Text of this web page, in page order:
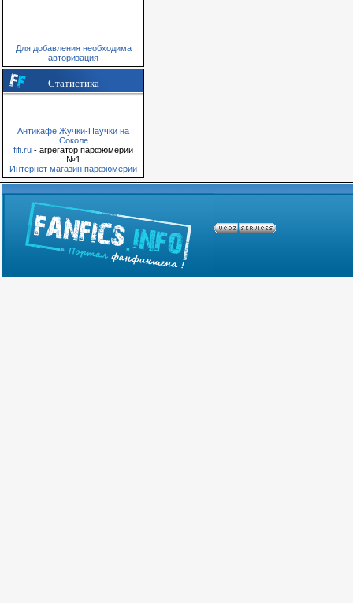
Для добавления необходима
авторизация
Статистика
Антикафе Жучки-Паучки на
Соколе
fifi.ru - агрегатор парфюмерии
№1
Интернет магазин парфюмерии